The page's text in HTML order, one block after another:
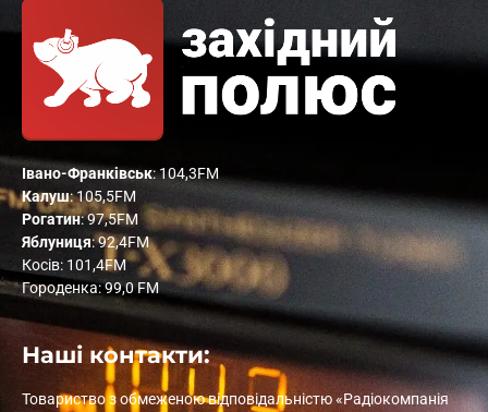
Івано-Франківськ: 104,3FM
Калуш: 105,5FM
Рогатин: 97,5FM
Яблуниця: 92,4FM
Косів: 101,4FM
Городенка: 99,0 FM
Наші контакти:
Товариство з обмеженою відповідальністю «Радіокомпанія